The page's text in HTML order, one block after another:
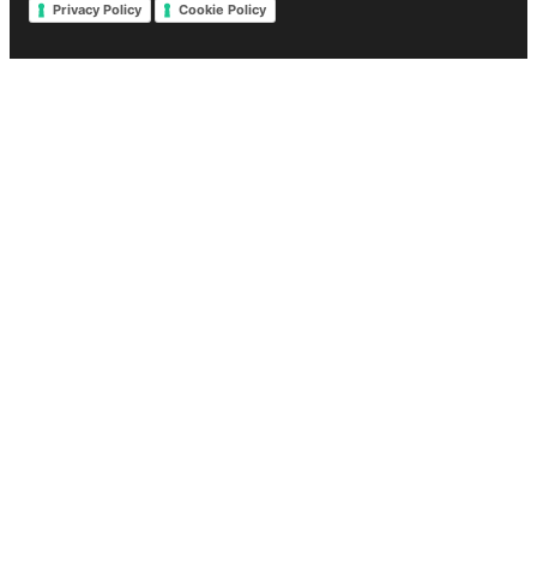
Privacy Policy Cookie Policy